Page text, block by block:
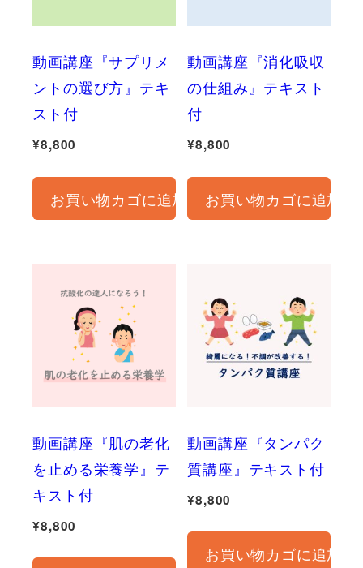
動画講座『サプリメ
ントの選び方』テキ
スト付
¥8,800
お買い物カゴに追加
動画講座『消化吸収
の仕組み』テキスト
付
¥8,800
お買い物カゴに追加
動画講座『肌の老化
を止める栄養学』テ
キスト付
¥8,800
動画講座『タンパク
質講座』テキスト付
¥8,800
お買い物カゴに追加